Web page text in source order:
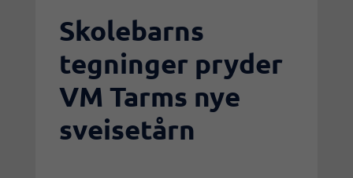
Skolebarns
tegninger pryder
VM Tarms nye
sveisetårn